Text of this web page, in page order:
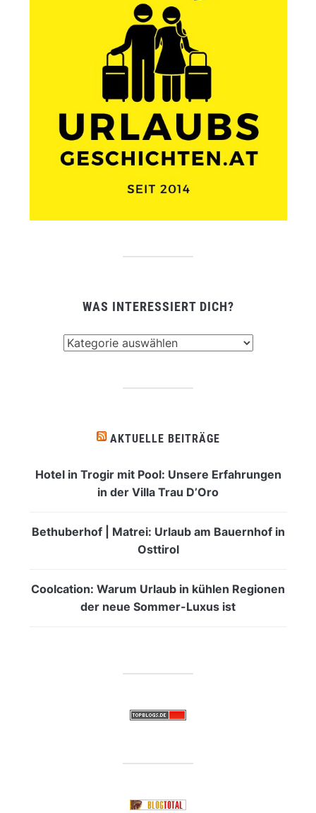
WAS INTERESSIERT DICH?
AKTUELLE BEITRÄGE
Hotel in Trogir mit Pool: Unsere Erfahrungen
in der Villa Trau D’Oro
Bethuberhof | Matrei: Urlaub am Bauernhof in
Osttirol
Coolcation: Warum Urlaub in kühlen Regionen
der neue Sommer-Luxus ist